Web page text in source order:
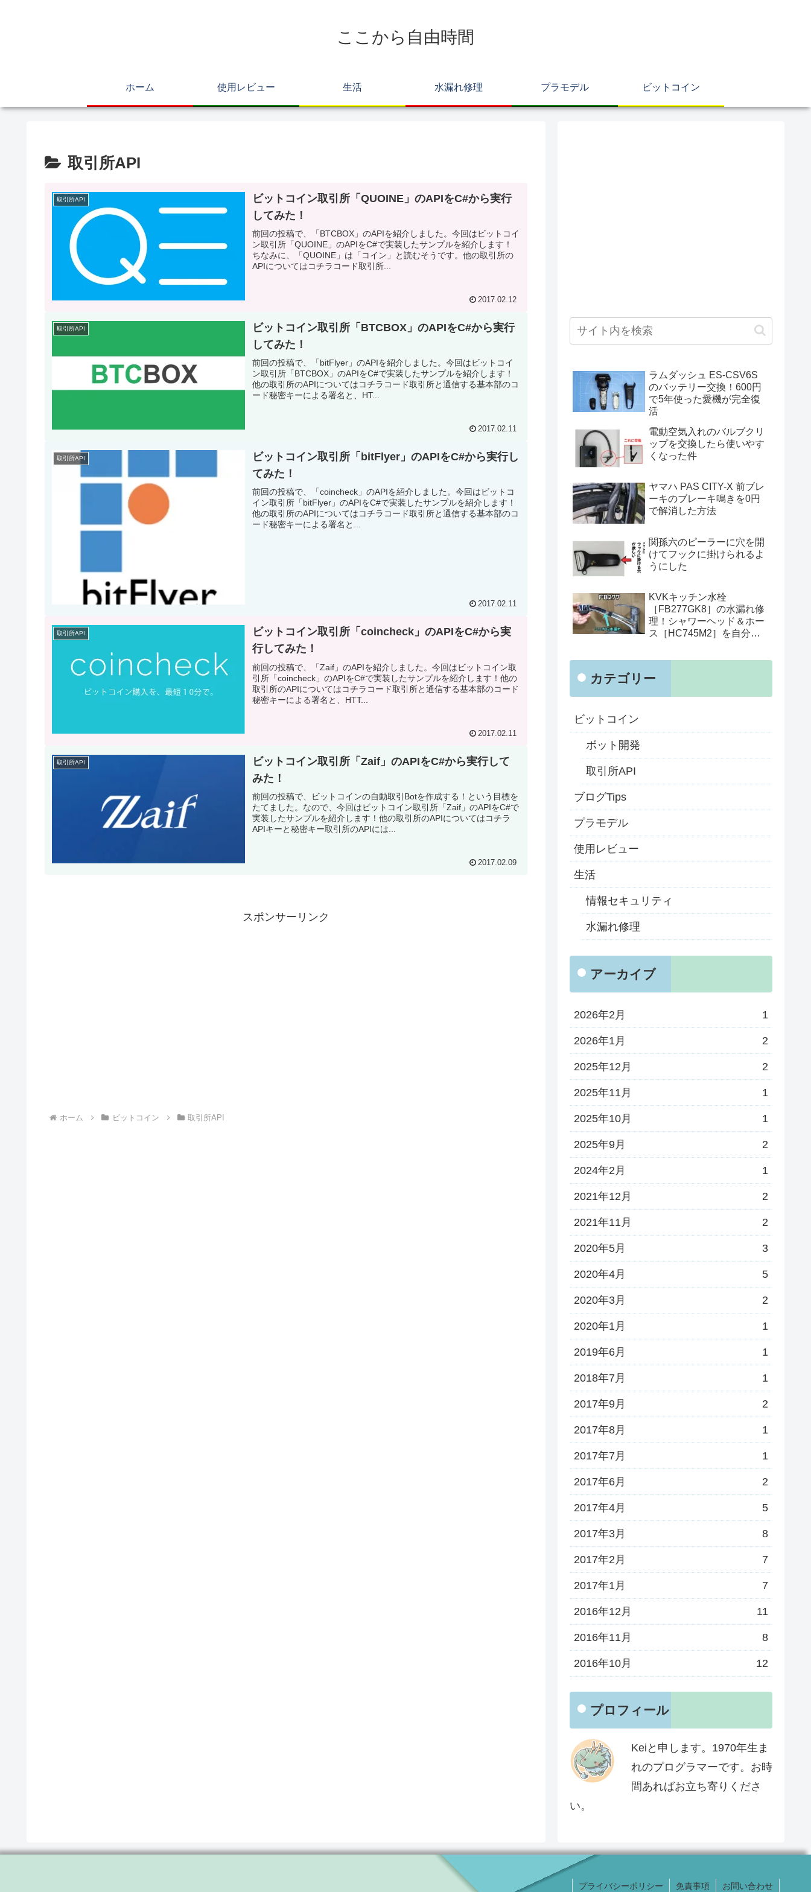
ここから自由時間
ホーム 使用レビュー 生活 水漏れ修理 プラモデル ビットコイン
取引所API
取引所API
ビットコイン取引所「QUOINE」のAPIをC#から実行
してみた！
前回の投稿で、「BTCBOX」のAPIを紹介しました。今回はビットコイ
ン取引所「QUOINE」のAPIをC#で実装したサンプルを紹介します！
ちなみに、「QUOINE」は「コイン」と読むそうです。他の取引所の
APIについてはコチラコード取引所...
2017.02.12
取引所API
ビットコイン取引所「BTCBOX」のAPIをC#から実行
してみた！
前回の投稿で、「bitFlyer」のAPIを紹介しました。今回はビットコイ
ン取引所「BTCBOX」のAPIをC#で実装したサンプルを紹介します！
他の取引所のAPIについてはコチラコード取引所と通信する基本部のコ
ード秘密キーによる署名と、HT...
2017.02.11
取引所API
ビットコイン取引所「bitFlyer」のAPIをC#から実行し
てみた！
前回の投稿で、「coincheck」のAPIを紹介しました。今回はビットコ
イン取引所「bitFlyer」のAPIをC#で実装したサンプルを紹介します！
他の取引所のAPIについてはコチラコード取引所と通信する基本部のコ
ード秘密キーによる署名と...
2017.02.11
取引所API
ビットコイン取引所「coincheck」のAPIをC#から実
行してみた！
前回の投稿で、「Zaif」のAPIを紹介しました。今回はビットコイン取
引所「coincheck」のAPIをC#で実装したサンプルを紹介します！他の
取引所のAPIについてはコチラコード取引所と通信する基本部のコード
秘密キーによる署名と、HTT...
2017.02.11
取引所API
ビットコイン取引所「Zaif」のAPIをC#から実行して
みた！
前回の投稿で、ビットコインの自動取引Botを作成する！という目標を
たてました。なので、今回はビットコイン取引所「Zaif」のAPIをC#で
実装したサンプルを紹介します！他の取引所のAPIについてはコチラ
APIキーと秘密キー取引所のAPIには...
2017.02.09
スポンサーリンク
ホーム ビットコイン 取引所API
ラムダッシュ ES-CSV6S
のバッテリー交換！600円
で5年使った愛機が完全復
活
電動空気入れのバルブクリ
ップを交換したら使いやす
くなった件
ヤマハ PAS CITY-X 前ブレ
ーキのブレーキ鳴きを0円
で解消した方法
関孫六のピーラーに穴を開
けてフックに掛けられるよ
うにした
KVKキッチン水栓
［FB277GK8］の水漏れ修
理！シャワーヘッド＆ホー
ス［HC745M2］を自分で
カテゴリー
ビットコイン
ボット開発
取引所API
ブログTips
プラモデル
使用レビュー
生活
情報セキュリティ
水漏れ修理
アーカイブ
2026年2月 1
2026年1月 2
2025年12月 2
2025年11月 1
2025年10月 1
2025年9月 2
2024年2月 1
2021年12月 2
2021年11月 2
2020年5月 3
2020年4月 5
2020年3月 2
2020年1月 1
2019年6月 1
2018年7月 1
2017年9月 2
2017年8月 1
2017年7月 1
2017年6月 2
2017年4月 5
2017年3月 8
2017年2月 7
2017年1月 7
2016年12月 11
2016年11月 8
2016年10月 12
プロフィール
Keiと申します。1970年生ま
れのプログラマーです。お時
間あればお立ち寄りくださ
い。
プライバシーポリシー 免責事項 お問い合わせ